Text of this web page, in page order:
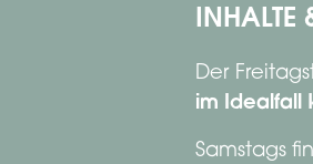
INHALTE
Der
im Idealfall
Samstags